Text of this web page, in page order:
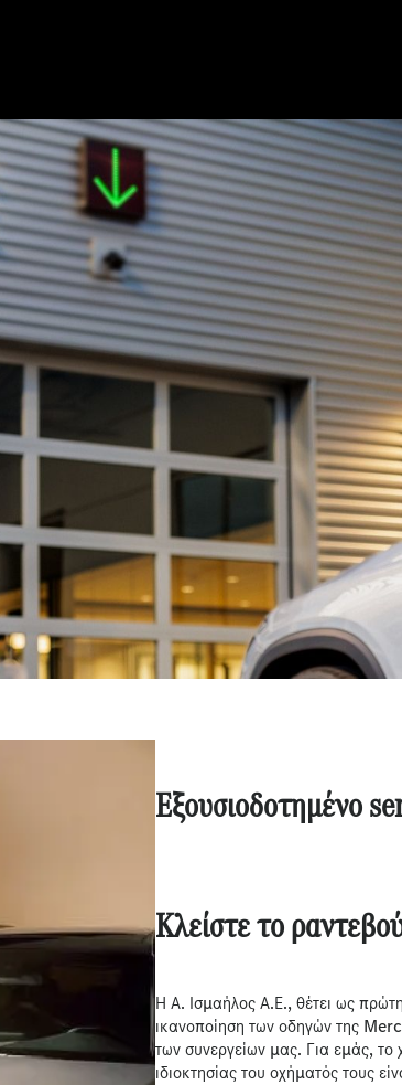
Εξουσιοδοτημένοs
Κλείστε το
Η Α. Ισμαήλος Α.Ε., θέτει ως
ικανοποίηση των οδηγών της
των συνεργείων μας. Για εμάς,
ιδιοκτησίας του οχήματός τους